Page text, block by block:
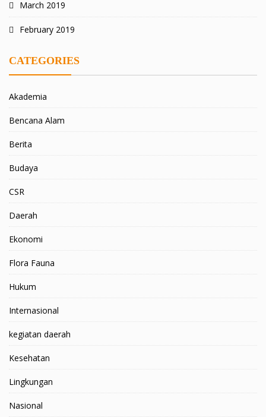
March 2019
February 2019
CATEGORIES
Akademia
Bencana Alam
Berita
Budaya
CSR
Daerah
Ekonomi
Flora Fauna
Hukum
Internasional
kegiatan daerah
Kesehatan
Lingkungan
Nasional